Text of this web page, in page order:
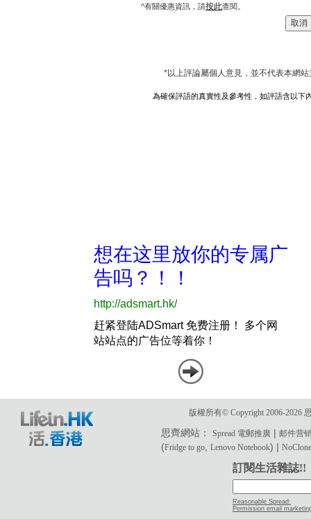
^有關優惠資訊，請按此查閱。
*以上評論屬個人意見，並不代表本網
為確保評語的真實性及參考性，如評語含以下
版權所有© Copyright 2006-2026
思齊網站：Spread 電郵推廣 |邮件营
(Fridge to go ,Lenovo Notebook) |